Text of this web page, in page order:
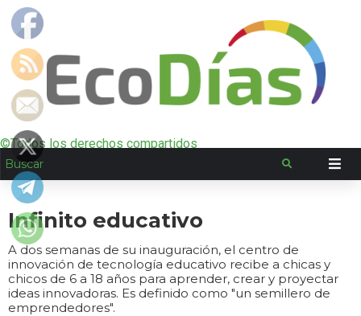
©Todos los derechos compartidos
Infinito educativo
A dos semanas de su inauguración, el centro de
innovación de tecnología educativo recibe a chicas y
chicos de 6 a 18 años para aprender, crear y proyectar
ideas innovadoras. Es definido como "un semillero de
emprendedores".